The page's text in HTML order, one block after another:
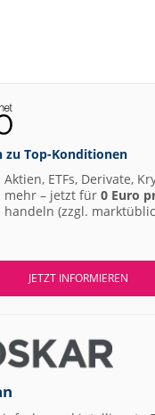
zu Top-Konditionen
Aktien, ETFs, Derivate,
mehr – jetzt für 0 Euro
handeln (zzgl.
JETZT INFORMIEREN